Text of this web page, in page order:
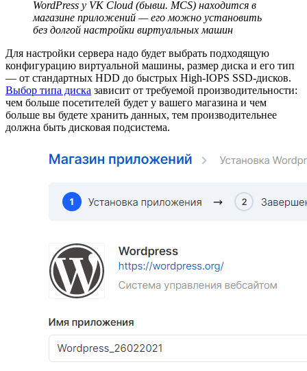
WordPress у VK Cloud (бывш. MCS) находится в
магазине приложений — его можно установить
без долгой настройки виртуальных машин
Для настройки сервера надо будет выбрать подходящую
конфигурацию виртуальной машины, размер диска и его тип
— от стандартных HDD до быстрых High-IOPS SSD-дисков.
Выбор типа диска зависит от требуемой производительности:
чем больше посетителей будет у вашего магазина и чем
больше вы будете хранить данных, тем производительнее
должна быть дисковая подсистема.